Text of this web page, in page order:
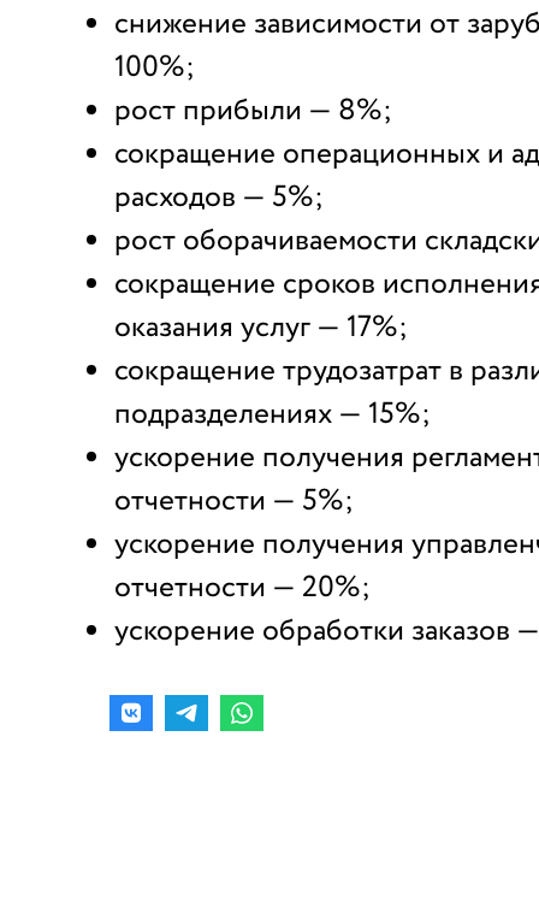
снижение зависимости от
100%;
рост прибыли — 8%;
сокращение операционных и
расходов — 5%;
рост оборачиваемости
сокращение сроков
оказания услуг — 17%;
сокращение трудозатрат в
подразделениях — 15%;
ускорение получения
отчетности — 5%;
ускорение получения
отчетности — 20%;
ускорение обработки заказов